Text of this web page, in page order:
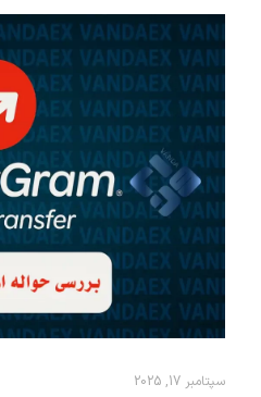
سپتامبر 17, 2025